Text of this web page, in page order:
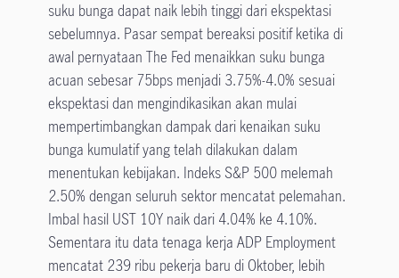
suku bunga dapat naik lebih tinggi dari ekspektasi
sebelumnya. Pasar sempat bereaksi positif ketika di
awal pernyataan The Fed menaikkan suku bunga
acuan sebesar 75bps menjadi 3.75%-4.0% sesuai
ekspektasi dan mengindikasikan akan mulai
mempertimbangkan dampak dari kenaikan suku
bunga kumulatif yang telah dilakukan dalam
menentukan kebijakan. Indeks S&P 500 melemah
2.50% dengan seluruh sektor mencatat pelemahan.
Imbal hasil UST 10Y naik dari 4.04% ke 4.10%.
Sementara itu data tenaga kerja ADP Employment
mencatat 239 ribu pekerja baru di Oktober, lebih